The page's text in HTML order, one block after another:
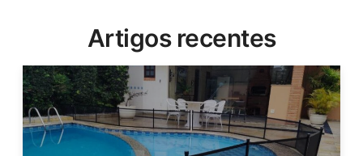
Artigos recentes